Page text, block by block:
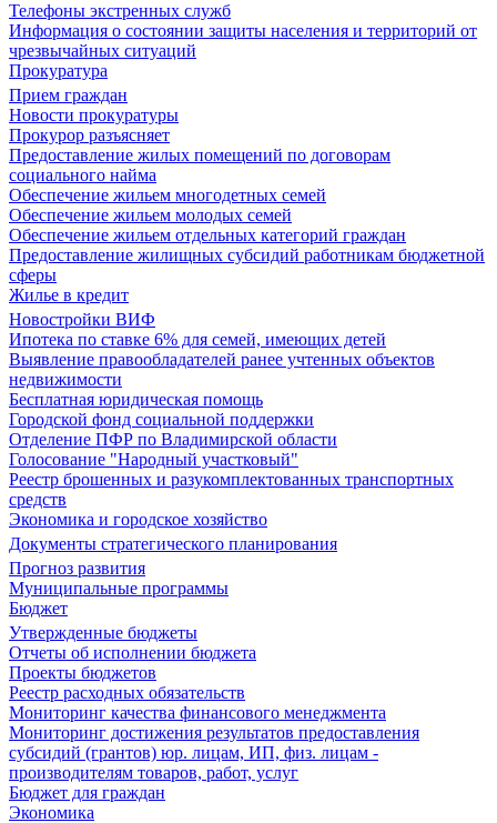
Телефоны экстренных служб
Информация о состоянии защиты населения и территорий от
чрезвычайных ситуаций
Прокуратура
Прием граждан
Новости прокуратуры
Прокурор разъясняет
Предоставление жилых помещений по договорам
социального найма
Обеспечение жильем многодетных семей
Обеспечение жильем молодых семей
Обеспечение жильем отдельных категорий граждан
Предоставление жилищных субсидий работникам бюджетной
сферы
Жилье в кредит
Новостройки ВИФ
Ипотека по ставке 6% для семей, имеющих детей
Выявление правообладателей ранее учтенных объектов
недвижимости
Бесплатная юридическая помощь
Городской фонд социальной поддержки
Отделение ПФР по Владимирской области
Голосование "Народный участковый"
Реестр брошенных и разукомплектованных транспортных
средств
Экономика и городское хозяйство
Документы стратегического планирования
Прогноз развития
Муниципальные программы
Бюджет
Утвержденные бюджеты
Отчеты об исполнении бюджета
Проекты бюджетов
Реестр расходных обязательств
Мониторинг качества финансового менеджмента
Мониторинг достижения результатов предоставления
субсидий (грантов) юр. лицам, ИП, физ. лицам -
производителям товаров, работ, услуг
Бюджет для граждан
Экономика